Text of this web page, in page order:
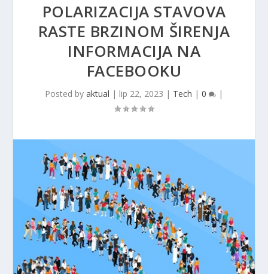
POLARIZACIJA STAVOVA
RASTE BRZINOM ŠIRENJA
INFORMACIJA NA
FACEBOOKU
Posted by aktual | lip 22, 2023 | Tech | 0 |